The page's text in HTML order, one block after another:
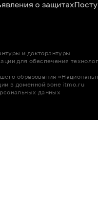
о защитах
и докторантуры
для обеспечения
образования
в доменной зоне itmo.ru
данных